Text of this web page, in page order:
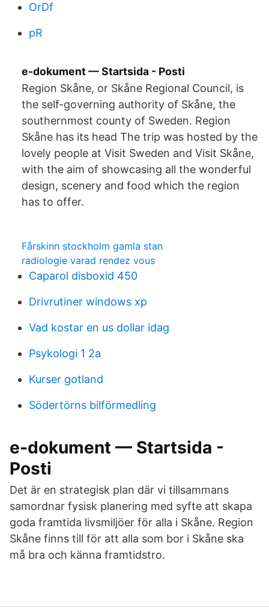
OrDf
pR
e-dokument — Startsida - Posti
Region Skåne, or Skåne Regional Council, is
the self-governing authority of Skåne, the
southernmost county of Sweden. Region
Skåne has its head The trip was hosted by the
lovely people at Visit Sweden and Visit Skåne,
with the aim of showcasing all the wonderful
design, scenery and food which the region
has to offer.
Fårskinn stockholm gamla stan
radiologie varad rendez vous
Caparol disboxid 450
Drivrutiner windows xp
Vad kostar en us dollar idag
Psykologi 1 2a
Kurser gotland
Södertörns bilförmedling
e-dokument — Startsida -
Posti
Det är en strategisk plan där vi tillsammans
samordnar fysisk planering med syfte att skapa
goda framtida livsmiljöer för alla i Skåne. Region
Skåne finns till för att alla som bor i Skåne ska
må bra och känna framtidstro.